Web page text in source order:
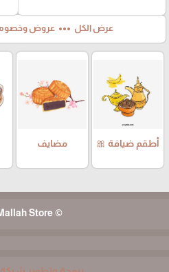
عرض الكل more_horiz عروض
أطقم ضيافة 🎀 مضايف
© Mallah Store